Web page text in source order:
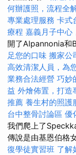
何辦護照，流程全
專業處理服務 卡式
療程 嘉義月子中心
開了Alpannonia和
足您的口味 搬家公
高效清潔人員，為
業務合法經營 巧妙
益 外燴佈置，打造
推薦 養生村的照護
台中整骨討論區 優
我們爬上了
傳說是由基恩伯格
復學徒實習班 了解